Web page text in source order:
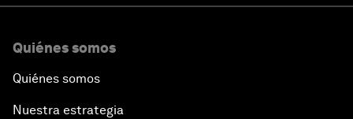
Quiénes somos
Quiénes somos
Nuestra estrategia